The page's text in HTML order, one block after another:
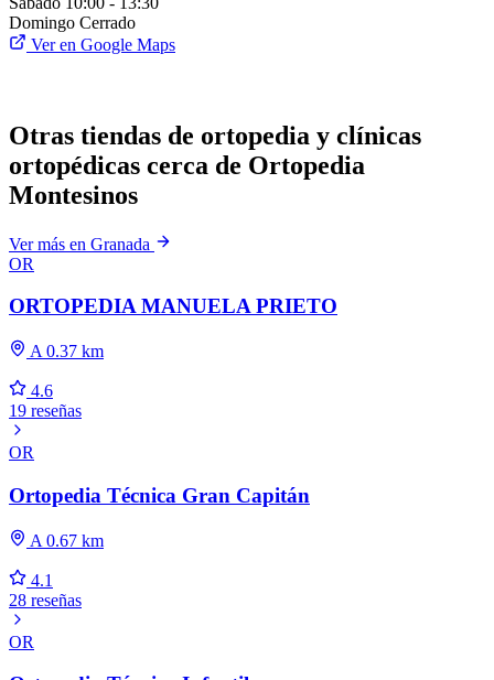
Domingo Cerrado
Ver en Google Maps
Otras tiendas de ortopedia y clínicas
ortopédicas cerca de Ortopedia
Montesinos
Ver más en Granada
OR
ORTOPEDIA MANUELA PRIETO
A 0.37 km
4.6
19 reseñas
OR
Ortopedia Técnica Gran Capitán
A 0.67 km
4.1
28 reseñas
OR